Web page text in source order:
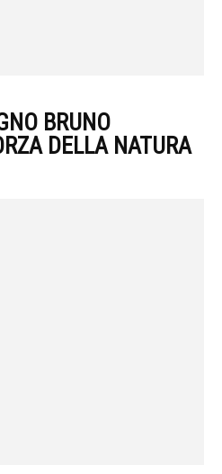
BRUNO
DELLA NATURA